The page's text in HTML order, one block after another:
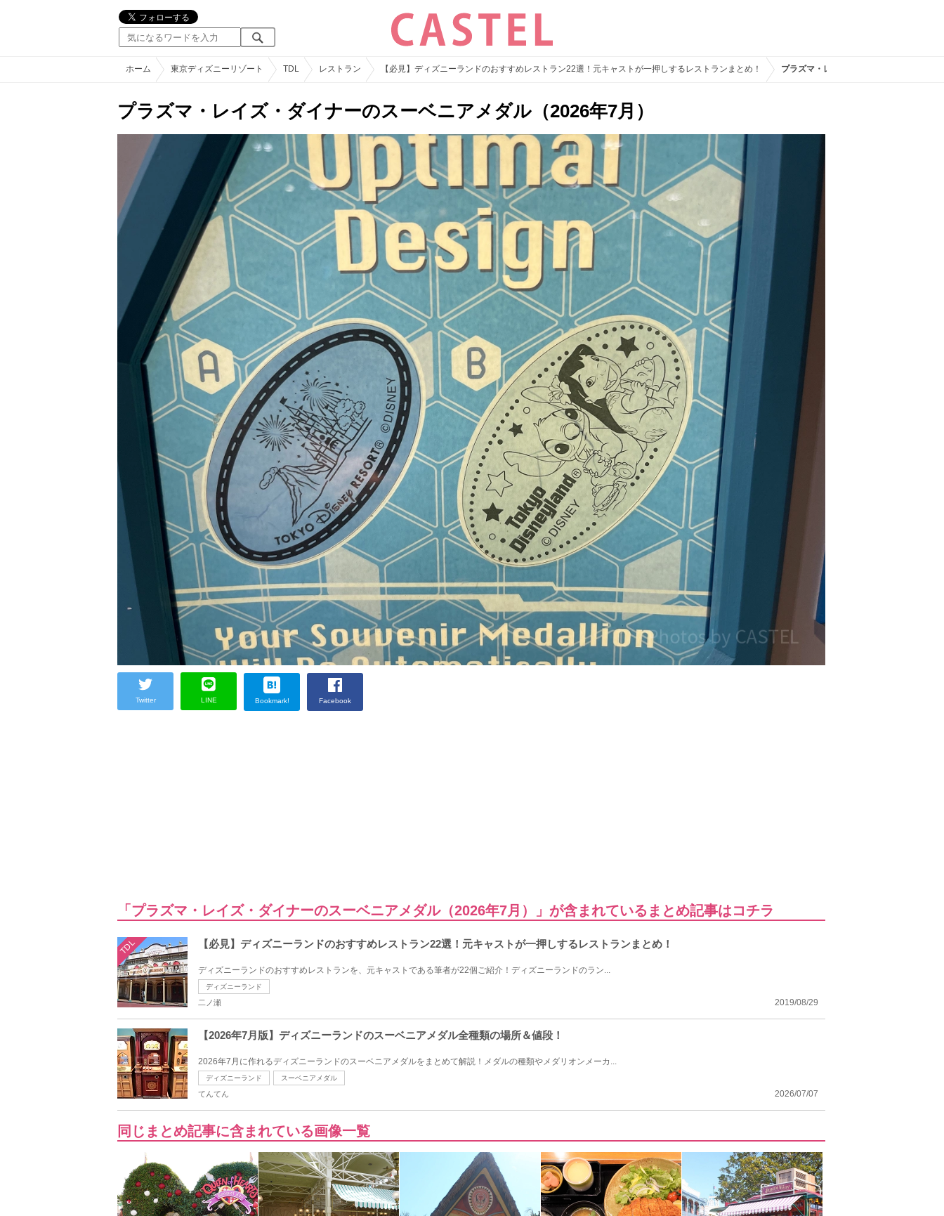
ホーム 東京ディズニーリゾート TDL レストラン 【必見】ディズニーランドのおすすめレストラン22選！元キャストが一押しするレストランまとめ！ プラズマ・レイズ・ダイナーのスーベニ
プラズマ・レイズ・ダイナーのスーベニアメダル（2026年7月）
Twitter LINE Bookmark! Facebook
「プラズマ・レイズ・ダイナーのスーベニアメダル（2026年7月）」が含まれているまとめ記事はコチラ
TDL 【必見】ディズニーランドのおすすめレストラン22選！元キャストが一押しするレストランまとめ！
ディズニーランドのおすすめレストランを、元キャストである筆者が22個ご紹介！ディズニーランドのラン...
ディズニーランド
2019/08/29
二ノ瀬
【2026年7月版】ディズニーランドのスーベニアメダル全種類の場所＆値段！
2026年7月に作れるディズニーランドのスーベニアメダルをまとめて解説！メダルの種類やメダリオンメーカ...
ディズニーランド スーベニアメダル
2026/07/07
てんてん
同じまとめ記事に含まれている画像一覧